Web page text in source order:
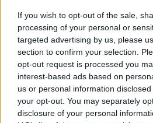
If you wish to opt-out of the sale,
processing of your personal or
targeted advertising by us, please
section to confirm your selection.
opt-out request is processed you
interest-based ads based on
us or personal information
your opt-out. You may separately
disclosure of your personal
Gobierno de España
Ministerio de
control del coronavirus
5G
Nadia Calviño
NOTICIAS